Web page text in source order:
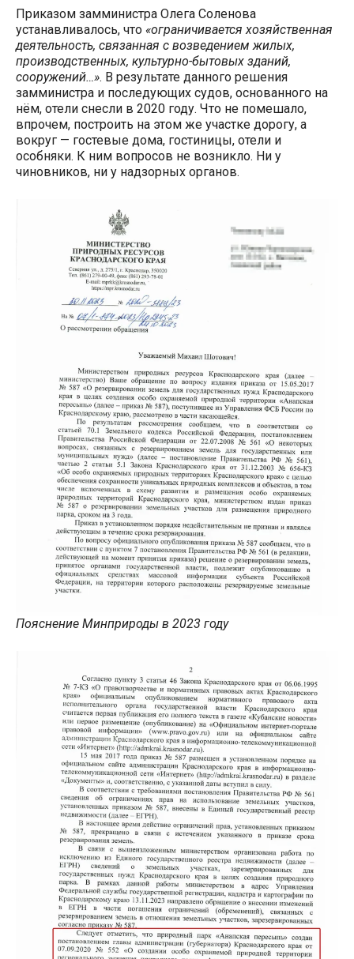
Приказом замминистра Олега Соленова
устанавливалось, что «ограничивается хозяйственная
деятельность, связанная с возведением жилых,
производственных, культурно-бытовых зданий,
сооружений…». В результате данного решения
замминистра и последующих судов, основанного на
нём, отели снесли в 2020 году. Что не помешало,
впрочем, построить на этом же участке дорогу, а
вокруг — гостевые дома, гостиницы, отели и
особняки. К ним вопросов не возникло. Ни у
чиновников, ни у надзорных органов.
Пояснение Минприроды в 2023 году